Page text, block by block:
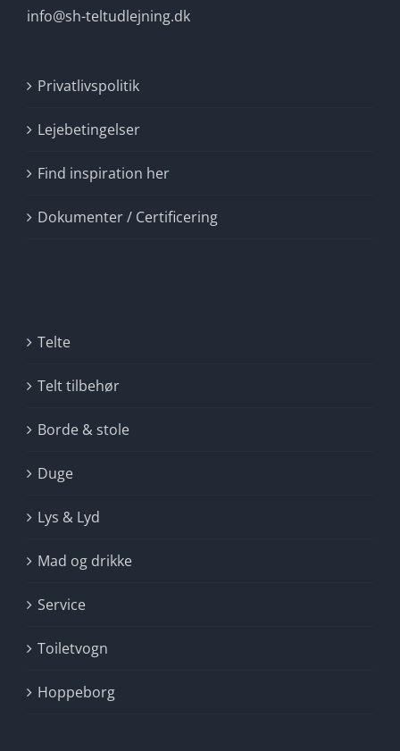
info@sh-teltudlejning.dk
Privatlivspolitik
Lejebetingelser
Find inspiration her
Dokumenter / Certificering
Telte
Telt tilbehør
Borde & stole
Duge
Lys & Lyd
Mad og drikke
Service
Toiletvogn
Hoppeborg